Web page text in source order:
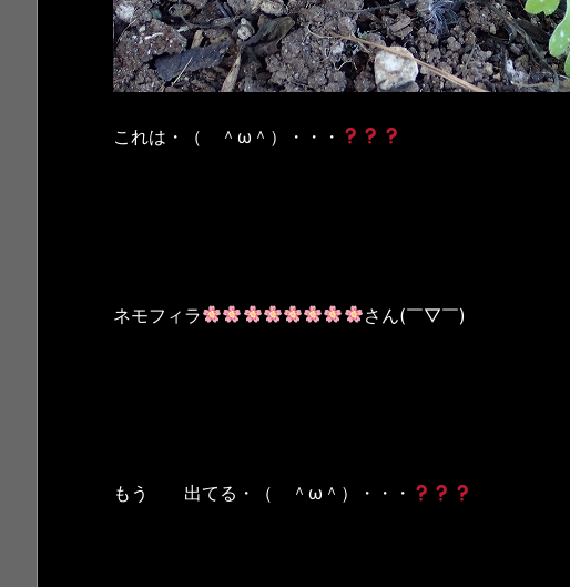
これは・（ ＾ω＾）・・・
ネモフィラ さん(￣▽￣)
もう 出てる・（ ＾ω＾）・・・